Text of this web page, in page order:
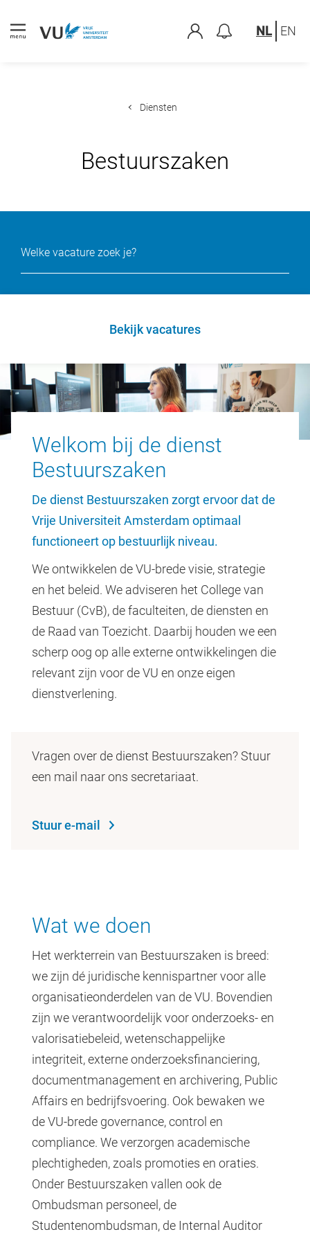
NL EN
Diensten
Bestuurszaken
Bekijk vacatures
Welkom bij de dienst
Bestuurszaken
De dienst Bestuurszaken zorgt ervoor dat de
Vrije Universiteit Amsterdam optimaal
functioneert op bestuurlijk niveau.
We ontwikkelen de VU-brede visie, strategie
en het beleid. We adviseren het College van
Bestuur (CvB), de faculteiten, de diensten en
de Raad van Toezicht. Daarbij houden we een
scherp oog op alle externe ontwikkelingen die
relevant zijn voor de VU en onze eigen
dienstverlening.
Vragen over de dienst Bestuurszaken? Stuur
een mail naar ons secretariaat.
Stuur e-mail
Wat we doen
Het werkterrein van Bestuurszaken is breed:
we zijn dé juridische kennispartner voor alle
organisatieonderdelen van de VU. Bovendien
zijn we verantwoordelijk voor onderzoeks- en
valorisatiebeleid, wetenschappelijke
integriteit, externe onderzoeksfinanciering,
documentmanagement en archivering, Public
Affairs en bedrijfsvoering. Ook bewaken we
de VU-brede governance, control en
compliance. We verzorgen academische
plechtigheden, zoals promoties en oraties.
Onder Bestuurszaken vallen ook de
Ombudsman personeel, de
Studentenombudsman, de Internal Auditor